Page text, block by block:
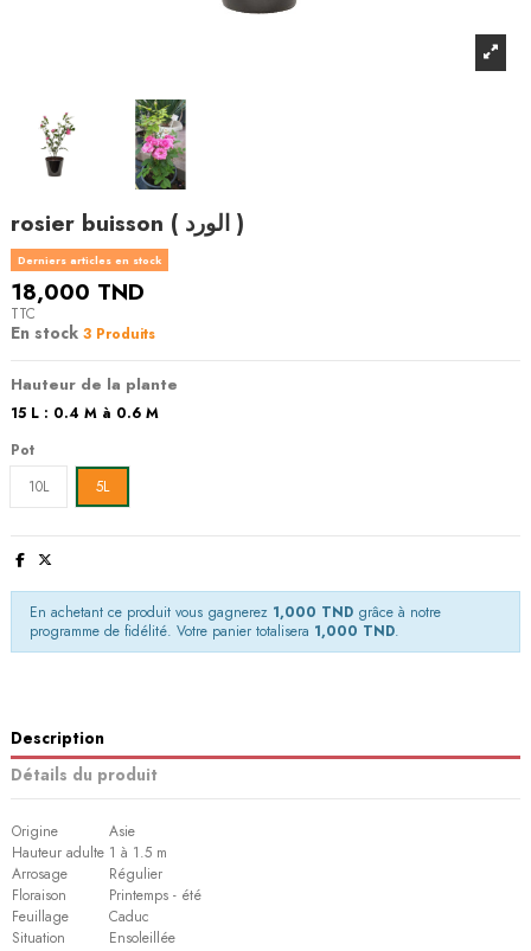
rosier buisson ( الورد )
Derniers articles en stock
18,000 TND
TTC
En stock 3 Produits
Hauteur de la plante
15 L : 0.4 M à 0.6 M
Pot
10L
5L
En achetant ce produit vous gagnerez 1,000 TND grâce à notre
programme de fidélité. Votre panier totalisera 1,000 TND.
Description
Détails du produit
Origine
Asie
Hauteur adulte 1 à 1.5 m
Arrosage
Régulier
Floraison
Printemps - été
Feuillage
Caduc
Situation
Ensoleillée